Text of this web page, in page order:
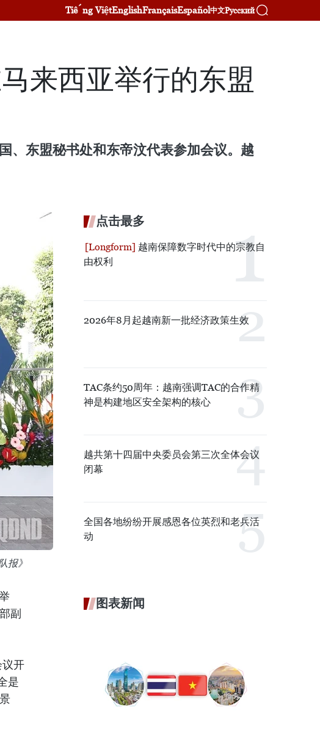
Tiếng ViệtEnglishFrançaisEspañol中文Русский
来西亚举行的东盟
、东盟秘书处和东帝汶代表参加会议。越
报》
副
开
是
点击最多
越南保障数字时代中的宗教自
由权利
2026年8月起越南新一批经济政策生效
TAC条约50周年：越南强调TAC的合作精
神是构建地区安全架构的核心
越共第十四届中央委员会第三次全体会议
闭幕
全国各地纷纷开展感恩各位英烈和老兵活
动
图表新闻